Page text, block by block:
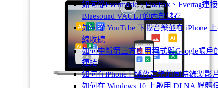
如何從Evermusic、Flacbox、Evertag連接
Bluesound VAULT的內部儲存
如何從 YouTube 下載音樂並在 iPhone
線收聽
如何中斷第三方應用程式與Google帳戶
連結
如何在iPhone上播放音樂的同時錄製影
如何在 Windows 10 上啟用 DLNA 媒體